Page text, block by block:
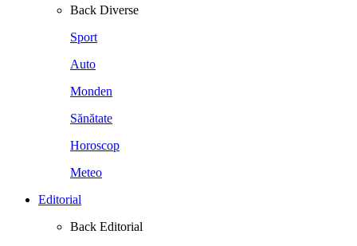
Back Diverse
Sport
Auto
Monden
Sănătate
Horoscop
Meteo
Editorial
Back Editorial